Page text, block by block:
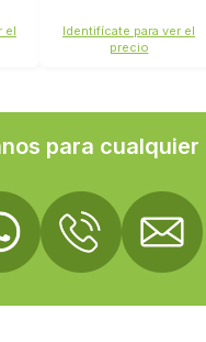
el
Identifícate para ver el
precio
para cualquier